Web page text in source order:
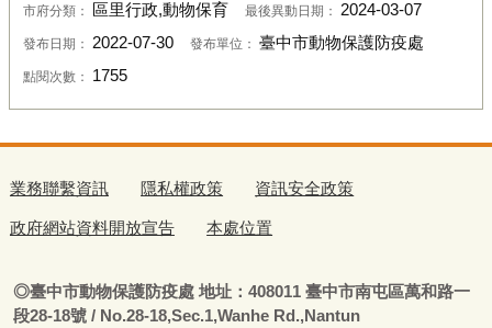
市府分類： 區里行政,動物保育 最後異動日期： 2024-03-07
發布日期： 2022-07-30 發布單位： 臺中市動物保護防疫處
點閱次數： 1755
業務聯繫資訊 隱私權政策 資訊安全政策
政府網站資料開放宣告 本處位置
◎臺中市動物保護防疫處地址：408011 臺中市南屯區萬和路一
段28-18號 / No.28-18,Sec.1,Wanhe Rd.,Nantun